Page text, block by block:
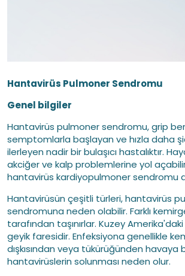
Hantavirüs Pulmoner Sendromu
Genel bilgiler
Hantavirüs pulmoner sendromu, grip
semptomlarla başlayan ve hızla daha
ilerleyen nadir bir bulaşıcı hastalıktır.
akciğer ve kalp problemlerine yol
hantavirüs kardiyopulmoner sendromu
Hantavirüsün çeşitli türleri, hantavirüs
sendromuna neden olabilir. Farklı
tarafından taşınırlar. Kuzey Amerika'daki
geyik faresidir. Enfeksiyona genellikle
dışkısından veya tükürüğünden havaya
hantavirüslerin solunması neden olur.